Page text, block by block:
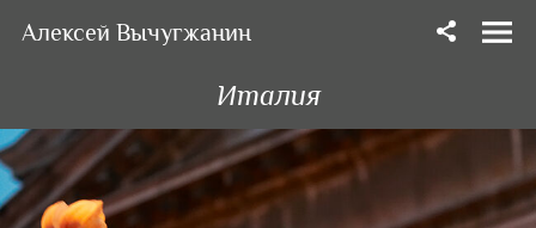
Алексей Вычугжанин
Италия